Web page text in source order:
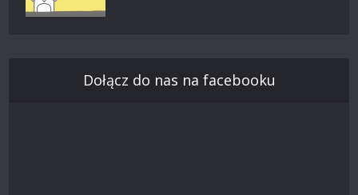
Dołącz do nas na facebooku